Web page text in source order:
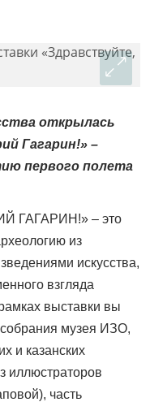
открылась
Гагарин!» –
первого полета
ГАГАРИН!» – это
из
искусства,
взгляда
выставки вы
музея ИЗО,
и казанских
иллюстраторов
часть